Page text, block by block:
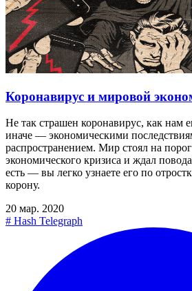
Коронавирус и мировой
Не так страшен коронавирус, как нам
иначе — экономическими
распространением. Мир стоял на
экономического кризиса и ждал
есть — вы легко узнаете его по
корону.
20 мар. 2020
# Hash Telegraph